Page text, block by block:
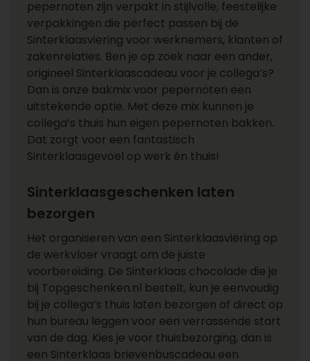
pepernoten zijn verpakt in stijlvolle, feestelijke
verpakkingen die perfect passen bij de
Sinterklaasviering voor werknemers, klanten of
zakenrelaties. Ben je op zoek naar een ander,
origineel Sinterklaascadeau voor je collega’s?
Dan is onze bakmix voor pepernoten een
uitstekende optie. Met deze mix kunnen je
collega’s thuis hun eigen pepernoten bakken.
Dat zorgt voor een fantastisch
Sinterklaasgevoel op werk én thuis!
Sinterklaasgeschenken laten
bezorgen
Het organiseren van een Sinterklaasviering op
de werkvloer vraagt om de juiste
voorbereiding. De Sinterklaas chocolade die je
bij Topgeschenken.nl bestelt, kun je eenvoudig
bij je collega’s thuis laten bezorgen of direct op
hun bureau leggen voor een verrassende start
van de dag. Kies je voor thuisbezorging, dan is
een Sinterklaas brievenbuscadeau een